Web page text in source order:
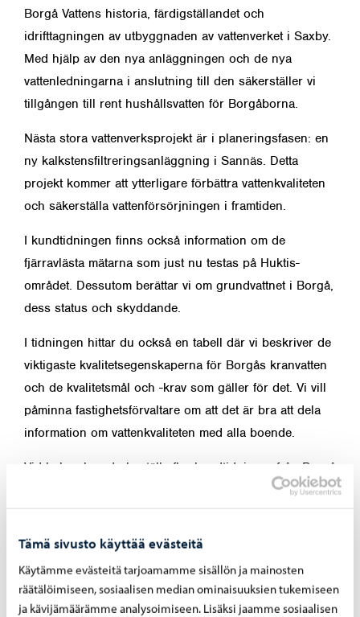
Tämä sivusto käyttää evästeitä
Käytämme evästeitä tarjoamamme sisällön ja mainosten
räätälöimiseen, sosiaalisen median ominaisuuksien tukemiseen
ja kävijämäärämme analysoimiseen. Lisäksi jaamme sosiaalisen
Borgå Vattens historia, färdigställandet och
idrifttagningen av utbyggnaden av vattenverket i Saxby.
Med hjälp av den nya anläggningen och de nya
vattenledningarna i anslutning till den säkerställer vi
tillgången till rent hushållsvatten för Borgåborna.
Nästa stora vattenverksprojekt är i planeringsfasen: en
ny kalkstensfiltreringsanläggning i Sannäs. Detta
projekt kommer att ytterligare förbättra vattenkvaliteten
och säkerställa vattenförsörjningen i framtiden.
I kundtidningen finns också information om de
fjärravlästa mätarna som just nu testas på Huktis-
området. Dessutom berättar vi om grundvattnet i Borgå,
dess status och skyddande.
I tidningen hittar du också en tabell där vi beskriver de
viktigaste kvalitetsegenskaperna för Borgås kranvatten
och de kvalitetsmål och -krav som gäller för det. Vi vill
påminna fastighetsförvaltare om att det är bra att dela
information om vattenkvaliteten med alla boende.
Vid behov kan du beställa fler kundtidningar från Borgå
vatten genom att kontakta oss per e-post på adressen
vesilaitos@porvoo.fi. Ladda ner tidningenhär.
Dela på FacebookDela på LinkedInDela på WhatsApp